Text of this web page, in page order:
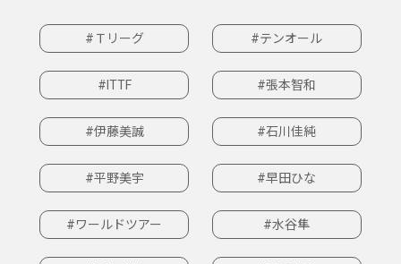
#Ｔリーグ #テンオール
#ITTF #張本智和
#伊藤美誠 #石川佳純
#平野美宇 #早田ひな
#ワールドツアー #水谷隼